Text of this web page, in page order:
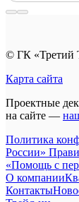
© ГК «Третий
Карта сайта
Проектные
на сайте —
Политика
России»
«Помощь с
О компании
Контакты